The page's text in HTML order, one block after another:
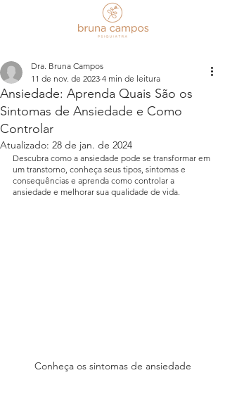
Ansiedade: Aprenda Quais São os
Sintomas de Ansiedade e Como
Controlar
Dra. Bruna Campos
11 de nov. de 2023 4 min de leitura
Atualizado: 28 de jan. de 2024
Descubra como a ansiedade pode se transformar em
um transtorno, conheça seus tipos, sintomas e
consequências e aprenda como controlar a
ansiedade e melhorar sua qualidade de vida.
Conheça os sintomas de ansiedade